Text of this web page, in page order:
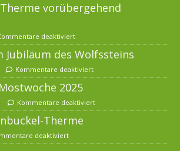
vorübergehend
deaktiviert
Jubiläum des Wolfssteins
Kommentare deaktiviert
2025
Kommentare deaktiviert
Therme
deaktiviert